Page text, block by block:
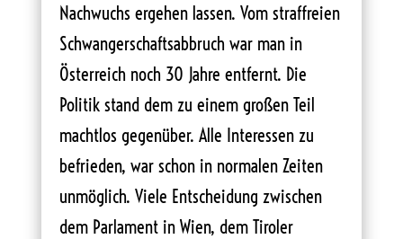
Nachwuchs ergehen lassen. Vom straffreien
Schwangerschaftsabbruch war man in
Österreich noch 30 Jahre entfernt. Die
Politik stand dem zu einem großen Teil
machtlos gegenüber. Alle Interessen zu
befrieden, war schon in normalen Zeiten
unmöglich. Viele Entscheidung zwischen
dem Parlament in Wien, dem Tiroler